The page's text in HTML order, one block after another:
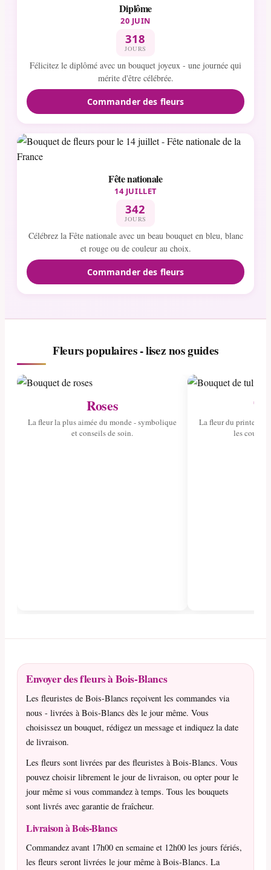
Diplôme
20 JUIN
318
JOURS
Félicitez le diplômé avec un bouquet joyeux - une journée qui
mérite d'être célébrée.
Commander des fleurs
Fête nationale
14 JUILLET
342
JOURS
Célébrez la Fête nationale avec un beau bouquet en bleu, blanc
et rouge ou de couleur au choix.
Commander des fleurs
Fleurs populaires - lisez nos guides
Roses
La fleur la plus aimée du monde - symbolique
et conseils de soin.
La fleur du
les
Envoyer des fleurs à Bois-Blancs
Les fleuristes de Bois-Blancs reçoivent les commandes via
nous - livrées à Bois-Blancs dès le jour même. Vous
choisissez un bouquet, rédigez un message et indiquez la date
de livraison.
Les fleurs sont livrées par des fleuristes à Bois-Blancs. Vous
pouvez choisir librement le jour de livraison, ou opter pour le
jour même si vous commandez à temps. Tous les bouquets
sont livrés avec garantie de fraîcheur.
Livraison à Bois-Blancs
Commandez avant 17h00 en semaine et 12h00 les jours fériés,
les fleurs seront livrées le jour même à Bois-Blancs. La